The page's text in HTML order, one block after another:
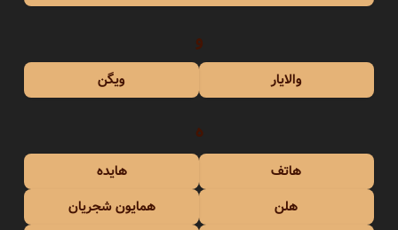
و
والایار ویگن
ه
هاتف
هایده
هلن
همایون شجریان